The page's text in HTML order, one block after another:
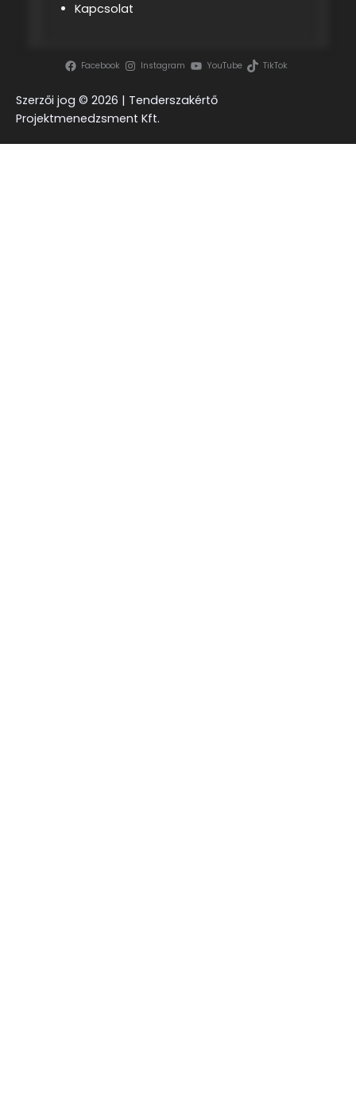
Kapcsolat
Facebook Instagram YouTube TikTok
Szerzői jog © 2026 | Tenderszakértő
Projektmenedzsment Kft.